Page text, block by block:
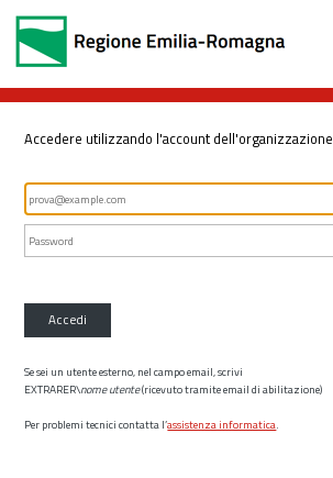
Accedere utilizzando l'account dell'organizzazione
Accedi
Se sei un utente esterno, nel campo email, scrivi
EXTRARER\nome utente(ricevuto tramite email di abilitazione)
Per problemi tecnici contatta l’assistenza informatica.